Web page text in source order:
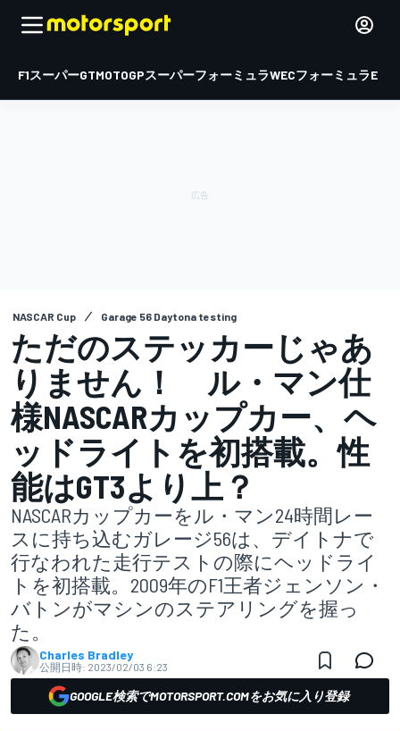
F1スーパーGTMOTOGPスーパーフォーミュラWECフォーミュラE
NASCAR Cup Garage 56 Daytona testing
ただのステッカーじゃあ
りません！ ル・マン仕
様NASCARカップカー、ヘ
ッドライトを初搭載。性
能はGT3より上？
NASCARカップカーをル・マン24時間レー
スに持ち込むガレージ56は、デイトナで
行なわれた走行テストの際にヘッドライ
トを初搭載。2009年のF1王者ジェンソン・
バトンがマシンのステアリングを握っ
た。
Charles Bradley
公開日時: 2023/02/03 6:23
GOOGLE検索でMOTORSPORT.COMをお気に入り登録